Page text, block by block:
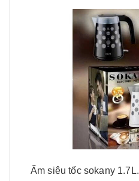
Ấm siêu tốc sokany 1.7L.